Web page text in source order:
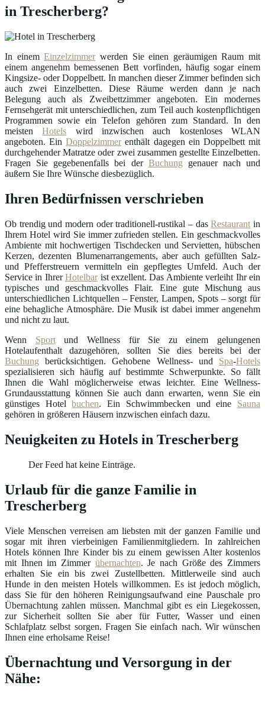
in Trescherberg?
In einemEinzelzimmerwerden Sie einen geräumigen Raum mit
einem angenehm bemessenen Bett vorfinden, häufig sogar einem
Kingsize- oder Doppelbett. In manchen dieser Zimmer befinden sich
auch zwei Einzelbetten. Diese Räume werden dann je nach
Belegung auch als Zweibettzimmer angeboten. Ein modernes
Fernsehgerät mit unterschiedlichen, zum Teil auch kostenpflichtigen
Programmen sowie ein Telefon gehören zum Standard. In den
meistenHotels wird inzwischen auch kostenloses WLAN
angeboten. EinDoppelzimmerenthält dagegen ein Doppelbett mit
durchgehender Matratze oder zwei zusammen gestellte Einzelbetten.
Fragen Sie gegebenenfalls bei der Buchung genauer nach und
äußern Sie Ihre Wünsche diesbezüglich.
Ihren Bedürfnissen verschrieben
Ob trendig und modern oder traditionell-rustikal – dasRestaurant in
Ihrem Hotel wird Sie immer zufrieden stellen. Ein geschmackvolles
Ambiente mit hochwertigen Tischdecken und Servietten, hübschen
Kerzen, dezenten Blumenarrangements, aber auch gefüllten Salz-
und Pfefferstreuern vermitteln ein gepflegtes Umfeld. Auch der
Service in IhrerHotelbarist exzellent. Das Ambiente verleiht Ihr ein
typisches und geschmackvolles Flair. Eine gute Mischung aus
unterschiedlichen Lichtquellen – Fenster, Lampen, Spots – sorgt für
eine behagliche Atmosphäre. Die Musik ist dabei immer angenehm
und nicht zu laut.
Wenn Sportund Wellness für Sie zu einem gelungenen
Hotelaufenthalt dazugehören, sollten Sie dies bereits bei der
Buchung berücksichtigen. Gehobene Wellness- und Spa-Hotels
spezialisieren sich häufig auf bestimmte Schwerpunkte. So fällt
Ihnen die Wahl möglicherweise etwas leichter. Eine Wellness-
Grundausstattung können Sie auch dann erwarten, wenn Sie ein
günstiges Hotelbuchen. Ein Schwimmbecken und eine Sauna
gehören in größeren Häusern inzwischen einfach dazu.
Neuigkeiten zu Hotels in Trescherberg
Der Feed hat keine Einträge.
Urlaub für die ganze Familie in
Trescherberg
Viele Menschen verreisen am liebsten mit der ganzen Familie und
sogar mit ihren vierbeinigen Familienmitgliedern. In zahlreichen
Hotels können Ihre Kinder bis zu einem gewissen Alter kostenlos
mit Ihnen im Zimmer übernachten. Je nach Größe des Zimmers
erhalten Sie ein bis zwei Zustellbetten. Mittlerweile sind auch
Hunde in den meisten Hotels willkommen. Es ist jedoch möglich,
dass Sie für den höheren Reinigungsaufwand eine Pauschale pro
Übernachtung zahlen müssen. Manchmal gibt es ein Liegekossen,
zur Sicherheit sollten Sie aber für Futter, Wasser und einen
Schlafplatz selbst sorgen. Fragen Sie einfach nach. Wir wünschen
Ihnen eine erholsame Reise!
Übernachtung und Versorgung in der
Nähe: